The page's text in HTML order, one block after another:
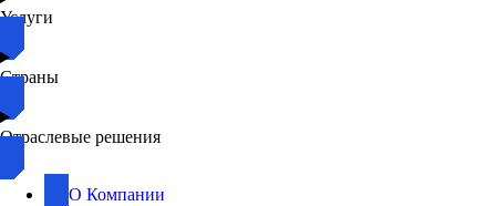
Услуги
Страны
Отраслевые решения
О Компании